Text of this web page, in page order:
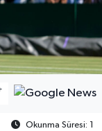
Okunma Süresi: 1